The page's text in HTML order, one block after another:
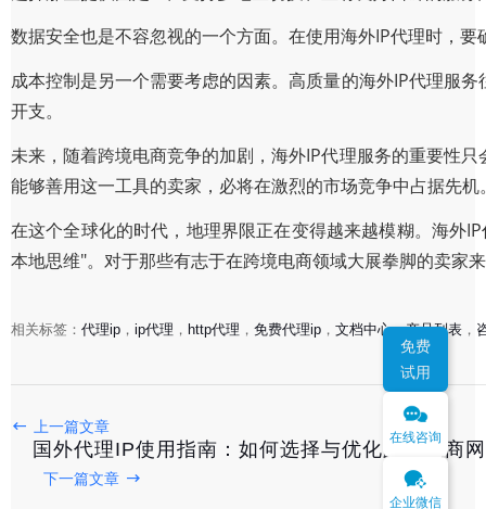
数据安全也是不容忽视的一个方面。在使用海外IP代理时，
成本控制是另一个需要考虑的因素。高质量的海外IP代理服
开支。
未来，随着跨境电商竞争的加剧，海外IP代理服务的重要性
能够善用这一工具的卖家，必将在激烈的市场竞争中占据先机
在这个全球化的时代，地理界限正在变得越来越模糊。海外
本地思维"。对于那些有志于在跨境电商领域大展拳脚的卖家
相关标签： 代理ip ， ip代理 ， http代理 ， 免费代理ip ， 文档中心，产品列表 ，
上一篇文章
国外代理IP使用指南：如何选择与优化跨境电商
下一篇文章
免费
试用
在线咨询
企业微信